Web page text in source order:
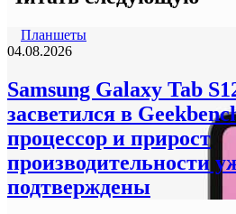
Планшеты
04.08.2026
Samsung Galaxy Tab
засветился в
процессор и прирост
производительности
подтверждены